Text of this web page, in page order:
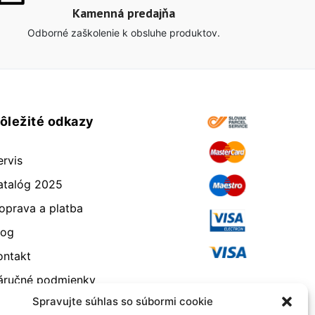
Spravujte súhlas so súbormi cookie
Kamenná predajňa
Odborné zaškolenie k obsluhe produktov.
odkazy
2025
a platba
podmienky
od zmluvy